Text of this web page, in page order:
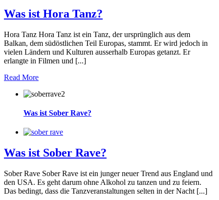
Was ist Hora Tanz?
Hora Tanz Hora Tanz ist ein Tanz, der ursprünglich aus dem
Balkan, dem südöstlichen Teil Europas, stammt. Er wird jedoch in
vielen Ländern und Kulturen ausserhalb Europas getanzt. Er
erlangte in Filmen und [...]
Read More
Was ist Sober Rave?
Was ist Sober Rave?
Sober Rave Sober Rave ist ein junger neuer Trend aus England und
den USA. Es geht darum ohne Alkohol zu tanzen und zu feiern.
Das bedingt, dass die Tanzveranstaltungen selten in der Nacht [...]